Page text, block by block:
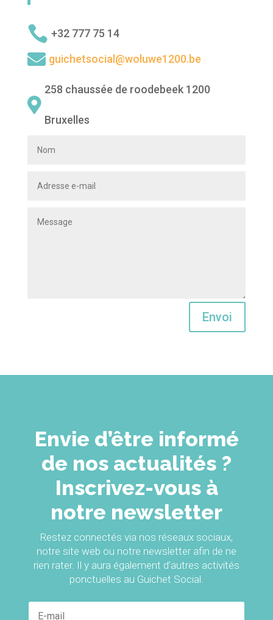
 +32 777 75 14
 guichetsocial@woluwe1200.be

258 chaussée de roodebeek 1200
Bruxelles
Envoi
Envie d’être informé
de nos actualités ?
Inscrivez-vous à
notre newsletter
Restez connectés via nos réseaux sociaux,
notre site web ou notre newsletter afin de ne
rien rater. Il y aura également d’autres activités
ponctuelles au Guichet Social.